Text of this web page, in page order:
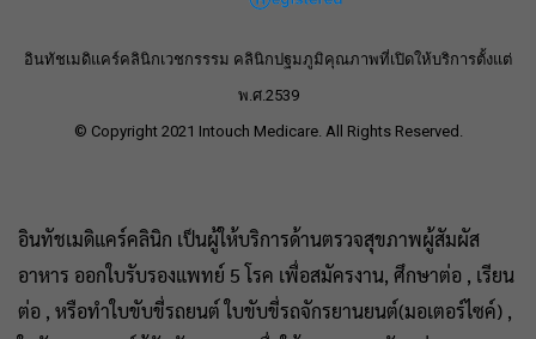
อินทัชเมดิแคร์คลินิกเวชกรรรม คลินิกปฐมภูมิคุณภาพที่เปิดให้บริการตั้งแต่
พ.ศ.2539
© Copyright 2021 Intouch Medicare. All Rights Reserved.
อินทัชเมดิแคร์คลินิก เป็นผู้ให้บริการด้านตรวจสุขภาพผู้สัมผัส
อาหาร ออกใบรับรองแพทย์ 5 โรค เพื่อสมัครงาน, ศึกษาต่อ , เรียน
ต่อ , หรือทำใบขับขี่รถยนต์ ใบขับขี่รถจักรยานยนต์(มอเตอร์ไซค์) ,